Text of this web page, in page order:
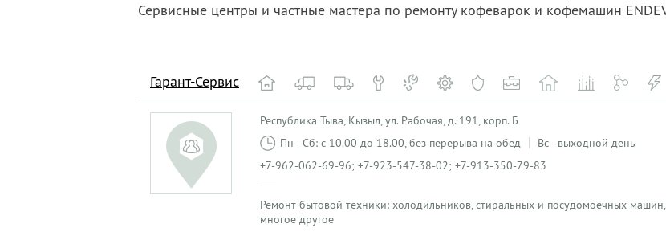
Сервисные центры и частные мастера по ремонту кофеварок и кофемашин
Гарант-Сервис
Республика Тыва, Кызыл, ул. Рабочая, д. 191, корп. Б
Пн - Сб: с 10.00 до 18.00, без перерыва на обед
Вс - выходной день
+7-962-062-69-96; +7-923-547-38-02; +7-913-350-79-83
Ремонт бытовой техники: холодильников, стиральных и посудомоечных
многое другое